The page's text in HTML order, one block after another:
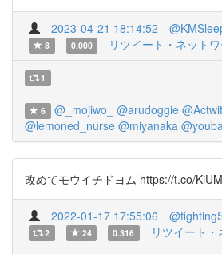
2023-04-21 18:14:52
8
0.000 リツイート・ネット
1
6 @_mojiwo_ @arudoggie
@lemoned_nurse @miyanaka
改めてモウイチドヨム https://t.co/
2022-01-17 17:55:06
2 24 0.316 リツイート